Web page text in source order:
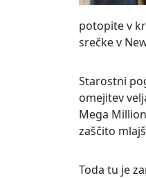
potopite v
srečke v
Starostni
omejitev
Mega
zaščito
Toda tu je